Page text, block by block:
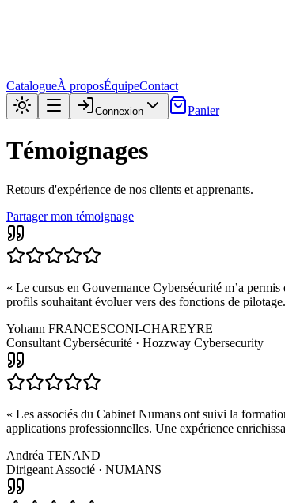
CatalogueÀ proposÉquipeContact
Connexion Panier
Témoignages
Retours d'expérience de nos clients et apprenants.
Partager mon témoignage
« Le cursus en Gouvernance Cybersécurité m’a
profils souhaitant évoluer vers des fonctions de
Yohann FRANCESCONI-CHAREYRE
Consultant Cybersécurité · Hozzway Cybersecurity
« Les associés du Cabinet Numans ont suivi la
applications professionnelles. Une expérience
Andréa TENAND
Dirigeant Associé · NUMANS